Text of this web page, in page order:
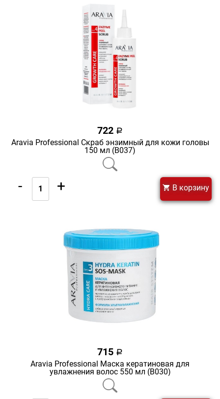
722 a
Aravia Professional Скраб энзимный для кожи головы
150 мл (В037)
- + В корзину
715 a
Aravia Professional Маска кератиновая для
увлажнения волос 550 мл (В030)